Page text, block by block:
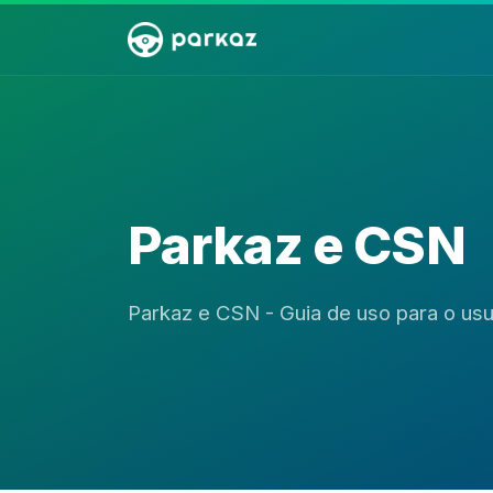
Parkaz e CSN
Parkaz e CSN - Guia de uso para o